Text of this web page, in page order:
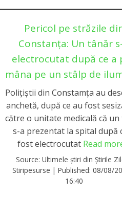
Pericol pe străzile
Constanţa: Un tânăr
electrocutat după ce a
mâna pe un stâlp de
Poliţiştii din Constamţa au
anchetă, după ce au fost
către o unitate medicală că
s-a prezentat la spital după
fost electrocutat Read
Source:Ultimele știri din Știrile
Stiripesurse |Published:08/08/
16:40